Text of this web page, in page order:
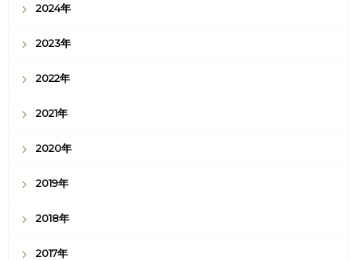
2024年
2023年
2022年
2021年
2020年
2019年
2018年
2017年